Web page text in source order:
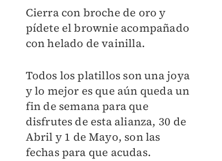
Cierra con broche de oro y
pídete el brownie acompañado
con helado de vainilla.
Todos los platillos son una joya
y lo mejor es que aún queda un
fin de semana para que
disfrutes de esta alianza, 30 de
Abril y 1 de Mayo, son las
fechas para que acudas.